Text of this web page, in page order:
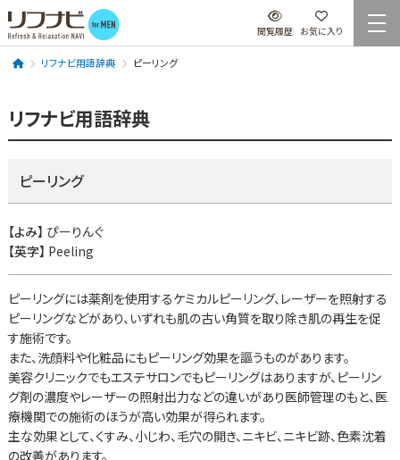
閲覧履歴 お気に入り
リフナビ用語辞典 ピーリング
リフナビ用語辞典
ピーリング
【よみ】 ぴーりんぐ
【英字】 Peeling
ピーリングには薬剤を使用するケミカルピーリング、レーザーを照射する
ピーリングなどがあり、いずれも肌の古い角質を取り除き肌の再生を促
す施術です。
また、洗顔料や化粧品にもピーリング効果を謳うものがあります。
美容クリニックでもエステサロンでもピーリングはありますが、ピーリン
グ剤の濃度やレーザーの照射出力などの違いがあり医師管理のもと、医
療機関での施術のほうが高い効果が得られます。
主な効果として、くすみ、小じわ、毛穴の開き、ニキビ、ニキビ跡、色素沈着
の改善があります。